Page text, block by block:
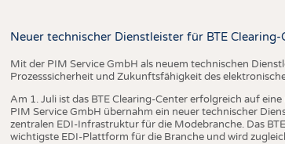
Neuer technischer Dienstleister für BTE Clearing-
Mit der PIM Service GmbH als neuem technischen
Prozesssicherheit und Zukunftsfähigkeit des
Am 1. Juli ist das BTE Clearing-Center erfolgreich auf
PIM Service GmbH übernahm ein neuer technischer
zentralen EDI-Infrastruktur für die Modebranche. Das
wichtigste EDI-Plattform für die Branche und wird